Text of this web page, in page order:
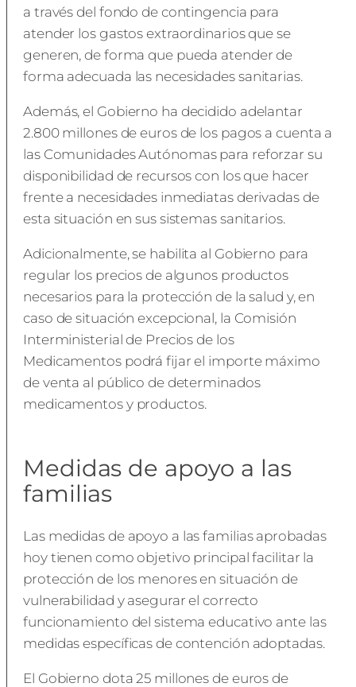
a través del fondo de contingencia para
atender los gastos extraordinarios que se
generen, de forma que pueda atender de
forma adecuada las necesidades sanitarias.
Además, el Gobierno ha decidido adelantar
2.800 millones de euros de los pagos a cuenta a
las Comunidades Autónomas para reforzar su
disponibilidad de recursos con los que hacer
frente a necesidades inmediatas derivadas de
esta situación en sus sistemas sanitarios.
Adicionalmente, se habilita al Gobierno para
regular los precios de algunos productos
necesarios para la protección de la salud y, en
caso de situación excepcional, la Comisión
Interministerial de Precios de los
Medicamentos podrá fijar el importe máximo
de venta al público de determinados
medicamentos y productos.
Medidas de apoyo a las
familias
Las medidas de apoyo a las familias aprobadas
hoy tienen como objetivo principal facilitar la
protección de los menores en situación de
vulnerabilidad y asegurar el correcto
funcionamiento del sistema educativo ante las
medidas específicas de contención adoptadas.
El Gobierno dota 25 millones de euros de